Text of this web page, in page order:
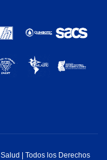
| Todos los Derechos